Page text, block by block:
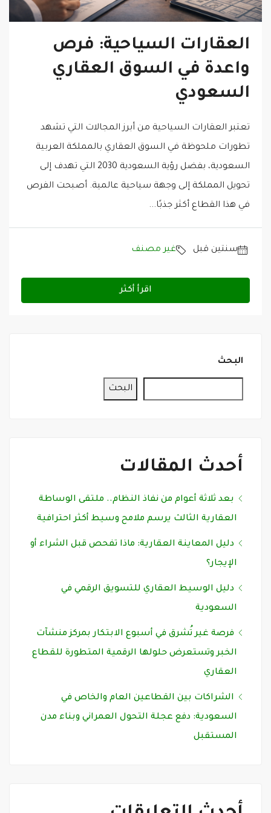
العقارات السياحية: فرص
واعدة في السوق العقاري
السعودي
تعتبر العقارات السياحية من أبرز المجالات التي تشهد
تطورات ملحوظة في السوق العقاري بالمملكة العربية
السعودية، بفضل رؤية السعودية 2030 التي تهدف إلى
تحويل المملكة إلى وجهة سياحية عالمية. أصبحت الفرص
في هذا القطاع أكثر جذبًا...
‏سنتين قبل غير مصنف
اقرأ أكثر
البحث
البحث
أحدث المقالات
بعد ثلاثة أعوام من نفاذ النظام.. ملتقى الوساطة
العقارية الثالث يرسم ملامح وسيط أكثر احترافية
دليل المعاينة العقارية: ماذا تفحص قبل الشراء أو
الإيجار؟
دليل الوسيط العقاري للتسويق الرقمي في
السعودية
فرصة غير تُشرق في أسبوع الابتكار بمركز منشآت
الخبر وتستعرض حلولها الرقمية المتطورة للقطاع
العقاري
الشراكات بين القطاعين العام والخاص في
السعودية: دفع عجلة التحول العمراني وبناء مدن
المستقبل